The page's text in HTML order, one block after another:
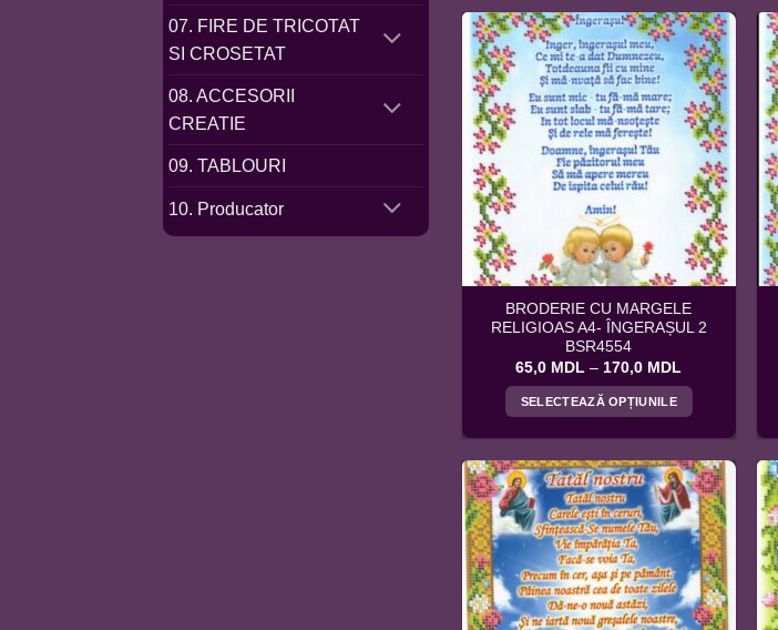
07. FIRE DE TRICOTAT
SI CROSETAT
08. ACCESORII
CREATIE
09. TABLOURI
10. Producator
are
mai
multe
variații.
Opțiunile
pot
fi
alese
în
pagina
produsului.
BRODERIE CU MARGELE
RELIGIOAS A4- ÎNGERAȘUL 2
BSR4554
65,0 MDL – 170,0 MDL
prețuri:
65,0 MDL
la
SELECTEAZĂ OPȚIUNILE
are
mai
multe
variații.
Opțiunile
pot
fi